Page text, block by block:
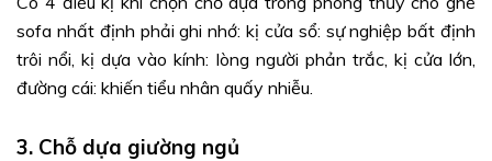
sofa nhất định phải ghi nhớ: kị cửa sổ: sự nghiệp bất định
trôi nổi, kị dựa vào kính: lòng người phản trắc, kị cửa lớn,
đường cái: khiến tiểu nhân quấy nhiễu.
3. Chỗ dựa giường ngủ